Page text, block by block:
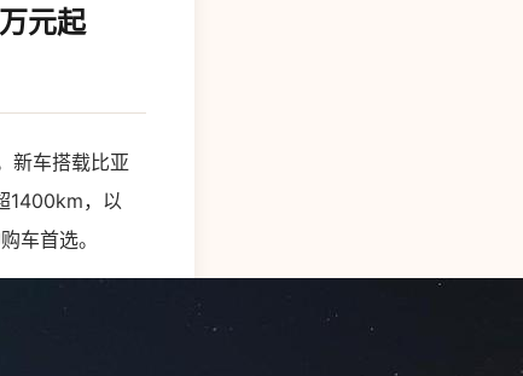
元起
新车搭载比亚
1400km，以
车首选。